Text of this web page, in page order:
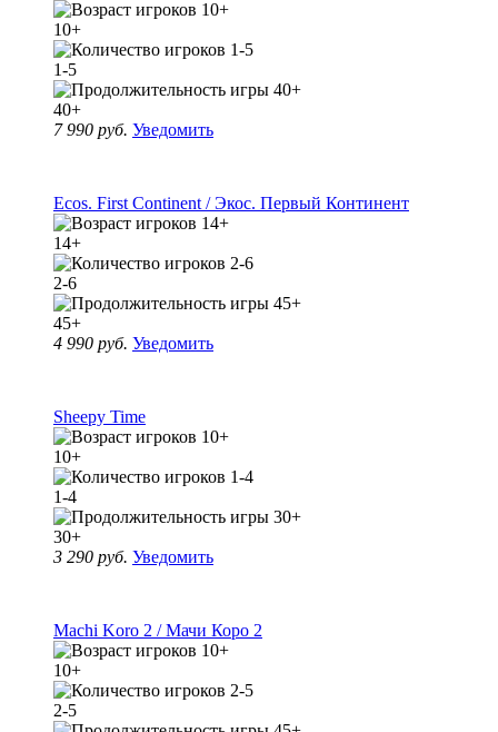
10+
1-5
40+
7 990 руб. Уведомить
Ecos. First Continent / Экос. Первый Континент
14+
2-6
45+
4 990 руб. Уведомить
Sheepy Time
10+
1-4
30+
3 290 руб. Уведомить
Machi Koro 2 / Мачи Коро 2
10+
2-5